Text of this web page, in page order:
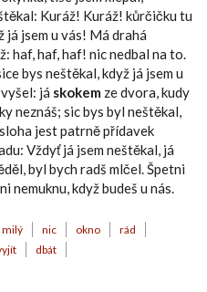
Kuráž! Kuráž! kůrčičku tu
já jsem u vás! Má drahá
haf, haf, haf! nic nedbal na to.
bys neštěkal, když já jsem u
já skokem ze dvora, kudy
neznáš; sic bys byl neštěkal,
jest patrně přídavek
Vždyť já jsem neštěkal, já
byl bych radš mlčel. Špetni
nemuknu, když budeš u nás.
milý nic okno
rád
dbát